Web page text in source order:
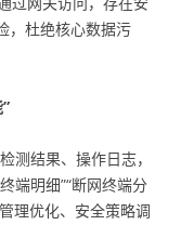
，杜绝核心数据污
测结果、操作日志，
端明细”“断网终端分
理优化、安全策略调